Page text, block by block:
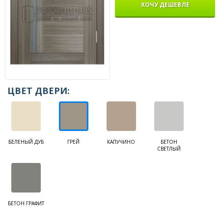
ХОЧУ ДЕШЕВЛЕ
ЦВЕТ ДВЕРИ:
БЕЛЕНЫЙ ДУБ ГРЕЙ КАПУЧИНО
БЕТОН
СВЕТЛЫЙ
БЕТОН ГРАФИТ